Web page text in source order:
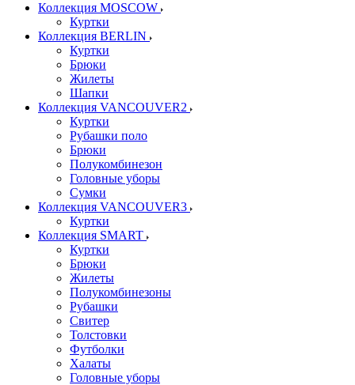
Коллекция MOSCOW
Куртки
Коллекция BERLIN
Куртки
Брюки
Жилеты
Шапки
Коллекция VANCOUVER2
Куртки
Рубашки поло
Брюки
Полукомбинезон
Головные уборы
Сумки
Коллекция VANCOUVER3
Куртки
Коллекция SMART
Куртки
Брюки
Жилеты
Полукомбинезоны
Рубашки
Свитер
Толстовки
Футболки
Халаты
Головные уборы